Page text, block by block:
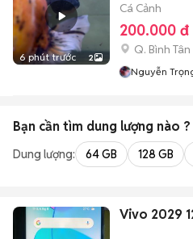
6 phút trước 2
Cá Cảnh
200.000 đ
Q. Bình Tân
Nguyễn
Bạn cần tìm dung lượng nào ?
Dung lượng: 64 GB 128 GB
Vivo 2029